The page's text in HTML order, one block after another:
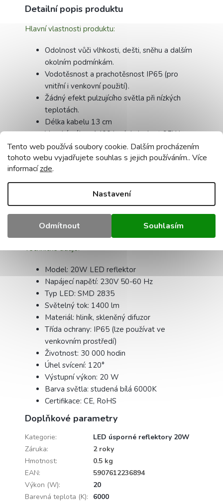
Tento web používá soubory cookie. Dalším procházením
tohoto webu vyjadřujete souhlas s jejich používáním.. Více
informacízde.
Nastavení
Odmítnout Souhlasím
Detailní popis produktu
Hlavní vlastnosti produktu:
Odolnost vůči vlhkosti, dešti, sněhu a dalším
okolním podmínkám.
Vodotěsnost a prachotěsnost IP65 (pro
vnitřní i venkovní použití).
Žádný efekt pulzujícího světla při nízkých
teplotách.
Délka kabelu 13 cm
Vysoký výkon 1400 lm (ekvivalent 95W
žárovky)
Dlouhá životnost 30 000 h (to je 1250 dní
nepřetržitého svícení)
Snadná montáž (návod je v krabici výrobku)
Jednoduchý, lehký a estetický design
Světlomety používají LED diody se studenou
bílou teplotou 6000 K.
Technické údaje:
Model: 20W LED reflektor
Napájecí napětí: 230V 50-60 Hz
Typ LED: SMD 2835
Světelný tok: 1400 lm
Materiál: hliník, skleněný difuzor
Třída ochrany: IP65 (lze používat ve
venkovním prostředí)
Životnost: 30 000 hodin
Úhel svícení: 120°
Výstupní výkon: 20 W
Barva světla: studená bílá 6000K
Certifikace: CE, RoHS
Doplňkové parametry
Kategorie:
LED úsporné reflektory 20W
Záruka:
2 roky
Hmotnost:
0.5 kg
EAN:
5907612236894
Výkon (W):
20
Barevná teplota (K):
6000